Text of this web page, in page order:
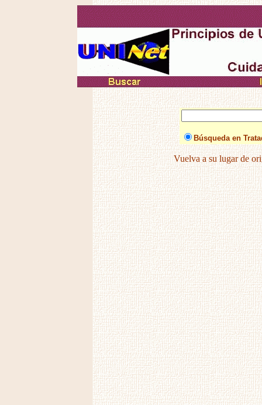
Búsqueda en
Vuelva a su lugar de